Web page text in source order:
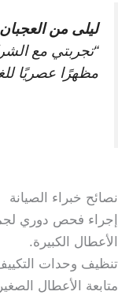
ليلى من
“تجربتي مع
مظهرًا عصريًا
نصائح خبراء الصيانة
إجراء فحص دوري
الأعطال الكبيرة.
تنظيف وحدات
متابعة الأعطال